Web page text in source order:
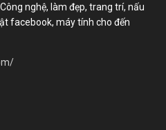
nghệ, làm đẹp, trang trí, nấu
facebook, máy tính cho đến